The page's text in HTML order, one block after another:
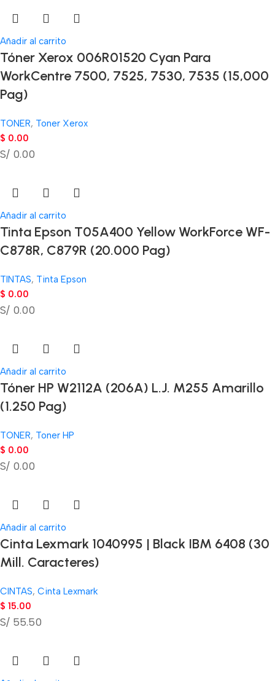
Añadir al carrito
Tóner Xerox 006R01520 Cyan Para
WorkCentre 7500, 7525, 7530, 7535 (15,000
Pag)
TONER, Toner Xerox
$ 0.00
S/ 0.00
Añadir al carrito
Tinta Epson T05A400 Yellow WorkForce WF-
C878R, C879R (20.000 Pag)
TINTAS, Tinta Epson
$ 0.00
S/ 0.00
Añadir al carrito
Tóner HP W2112A (206A) L.J. M255 Amarillo
(1.250 Pag)
TONER, Toner HP
$ 0.00
S/ 0.00
Añadir al carrito
Cinta Lexmark 1040995 | Black IBM 6408 (30
Mill. Caracteres)
CINTAS, Cinta Lexmark
$ 15.00
S/ 55.50